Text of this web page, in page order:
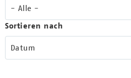
- Alle -
Sortieren nach
Datum